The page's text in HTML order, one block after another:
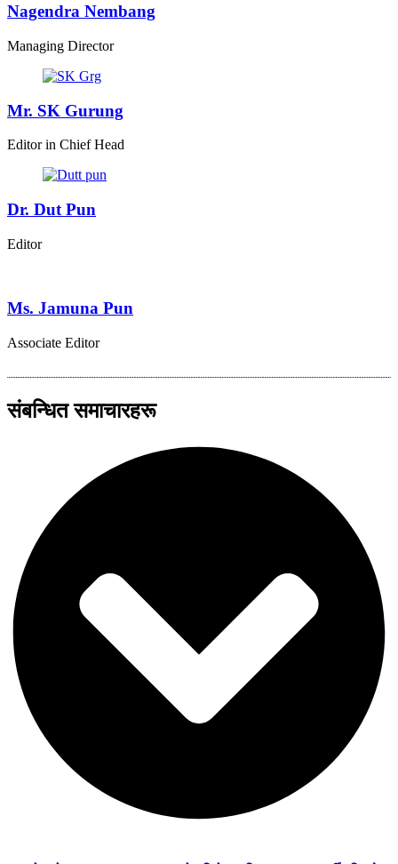
Nagendra Nembang
Managing Director
Mr. SK Gurung
Editor in Chief Head
Dr. Dut Pun
Editor
Ms. Jamuna Pun
Associate Editor
संबन्धित समाचारहरू